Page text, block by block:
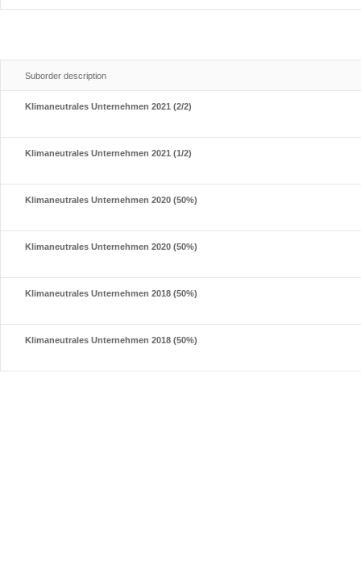
Suborder description
Klimaneutrales Unternehmen 2021 (2/2)
Klimaneutrales Unternehmen 2021 (1/2)
Klimaneutrales Unternehmen 2020 (50%)
Klimaneutrales Unternehmen 2020 (50%)
Klimaneutrales Unternehmen 2018 (50%)
Klimaneutrales Unternehmen 2018 (50%)